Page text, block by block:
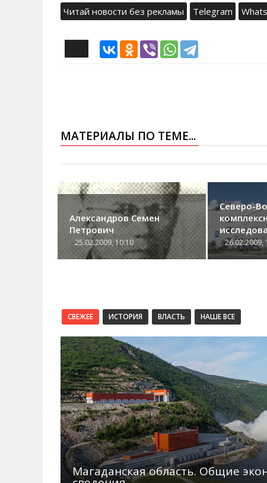
Читай новости без рекламы Telegram
МАТЕРИАЛЫ ПО ТЕМЕ...
Александров Семен
Петрович
25.02.2009, 10:10
Северо-
институт
26.02.2009,
СВЕЖЕЕ ИСТОРИЯ ВЛАСТЬ НАШЕ ВСЕ
Магаданская область. Общие